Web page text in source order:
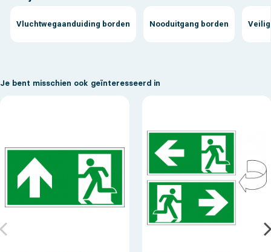
Vluchtwegaanduiding borden Nooduitgang borden
Je bent misschien ook geïnteresseerd in